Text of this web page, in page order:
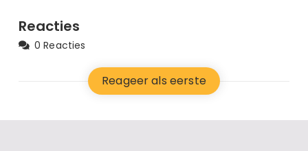
Reacties
0 Reacties
Reageer als eerste